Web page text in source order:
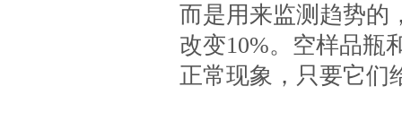
而是用来监测趋势的
改变10%。空样品瓶
正常现象，只要它们